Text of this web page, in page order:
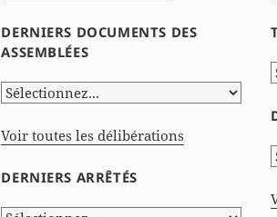
DERNIERS DOCUMENTS DES
ASSEMBLÉES
Voir toutes les délibérations
DERNIERS ARRÊTÉS